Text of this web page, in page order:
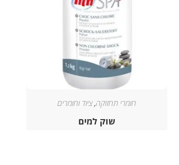
חומרי תחזוקה,ציוד וחומרים
שוק למים